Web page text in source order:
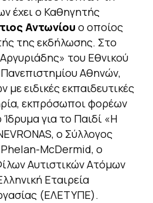
έχει ο Καθηγητής
Αντωνίου ο οποίος
της εκδήλωσης. Στο
του Εθνικού
Αθηνών,
με ειδικές εκπαιδευτικές
εκπρόσωποι φορέων
για το Παιδί «Η
ο Σύλλογος
McDermid, ο
Αυτιστικών Ατόμων
Εταιρεία
(ΕΛΕΤΥΠΕ).